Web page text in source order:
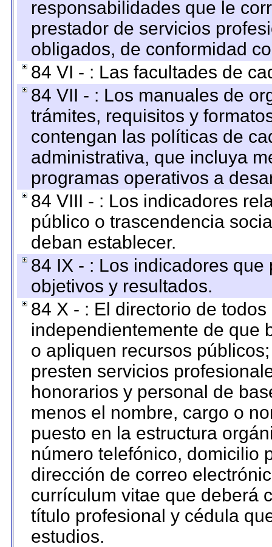
responsabilidades que le
prestador de servicios
obligados, de conformidad
84 VI - : Las facultades de
84 VII - : Los manuales de
trámites, requisitos y
contengan las políticas de
administrativa, que incluya
programas operativos a
84 VIII - : Los indicadores
público o trascendencia
deban establecer.
84 IX - : Los indicadores
objetivos y resultados.
84 X - : El directorio de
independientemente de que
o apliquen recursos
presten servicios
honorarios y personal de
menos el nombre, cargo o
puesto en la estructura
número telefónico, domicilio
dirección de correo
currículum vitae que deberá
título profesional y cédula
estudios.